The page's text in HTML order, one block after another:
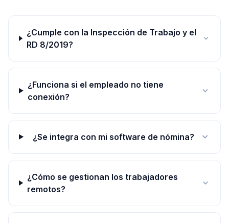
¿Cumple con la Inspección de Trabajo y el
RD 8/2019?
¿Funciona si el empleado no tiene
conexión?
¿Se integra con mi software de nómina?
¿Cómo se gestionan los trabajadores
remotos?